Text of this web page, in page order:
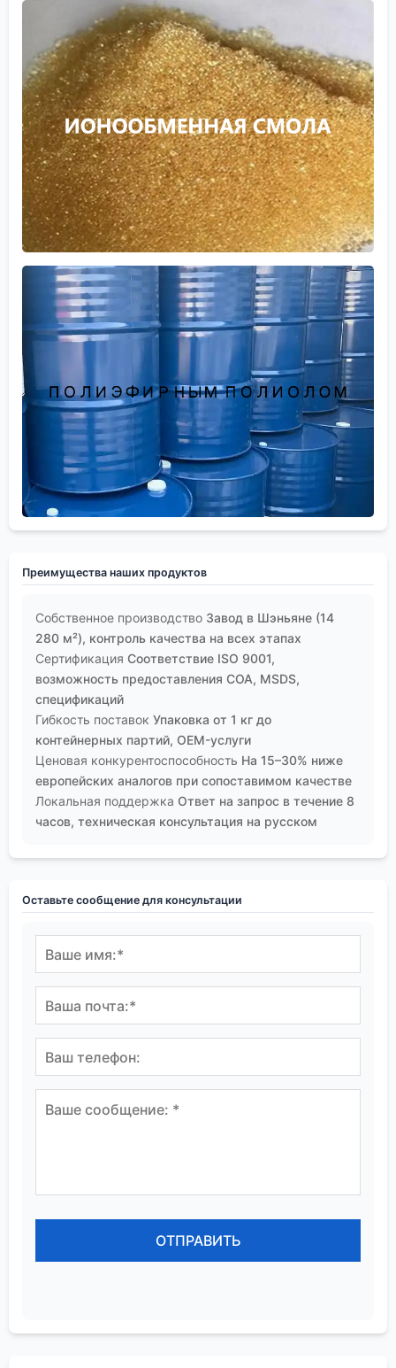
Преимущества наших продуктов
Собственное производство Завод в Шэньяне (14
280 м²), контроль качества на всех этапах
Сертификация Соответствие ISO 9001,
возможность предоставления COA, MSDS,
спецификаций
Гибкость поставок Упаковка от 1 кг до
контейнерных партий, OEM-услуги
Ценовая конкурентоспособность На 15–30% ниже
европейских аналогов при сопоставимом качестве
Локальная поддержка Ответ на запрос в течение 8
часов, техническая консультация на русском
Оставьте сообщение для консультации